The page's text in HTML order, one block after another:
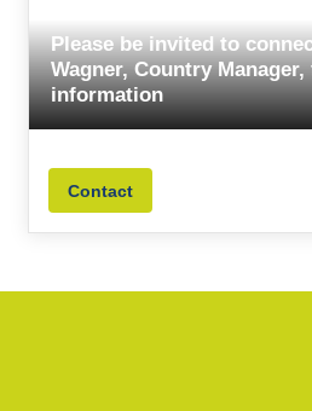
Please be invited to
Wagner, Country
information
Contact